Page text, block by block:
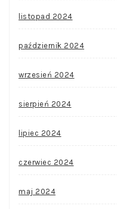
listopad 2024
październik 2024
wrzesień 2024
sierpień 2024
lipiec 2024
czerwiec 2024
maj 2024